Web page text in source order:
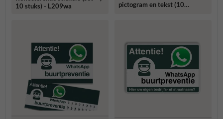
10 stuks) - L209wa
pictogram en tekst (10